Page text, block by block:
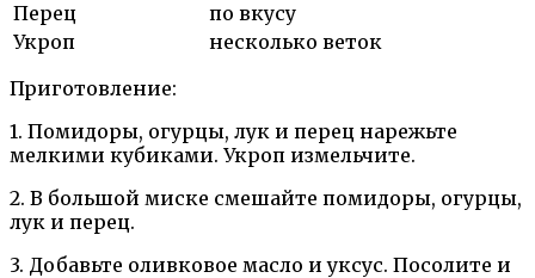
Перец
по вкусу
Укроп
несколько веток
Приготовление:
1. Помидоры, огурцы, лук и перец нарежьте
мелкими кубиками. Укроп измельчите.
2. В большой миске смешайте помидоры, огурцы,
лук и перец.
3. Добавьте оливковое масло и уксус. Посолите и